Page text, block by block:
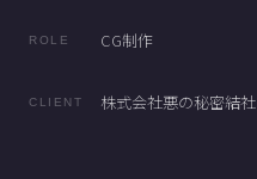
ROLE CG制作
CLIENT 株式会社悪の秘密結社